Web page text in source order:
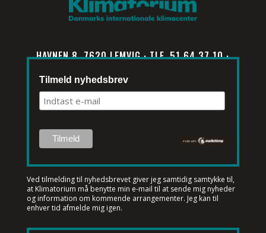
HAVNEN 8, 7620 LEMVIG · TLF. 51 64 37 10 ·
INFO@KLIMATORIUM.DK
Tilmeld nyhedsbrev
Ved tilmelding til nyhedsbrevet giver jeg samtidig samtykke til,
at Klimatorium må benytte min e-mail til at sende mig nyheder
og information om kommende arrangementer. Jeg kan til
enhver tid afmelde mig igen.